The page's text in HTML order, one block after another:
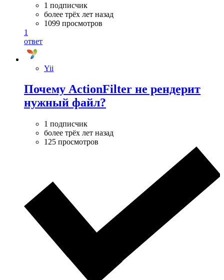
1 подписчик
более трёх лет назад
1099 просмотров
1
ответ
Yii
Почему ActionFilter не рендерит
нужный файл?
1 подписчик
более трёх лет назад
125 просмотров